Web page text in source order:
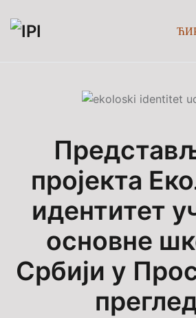
Skip to main content
пројекта
идентитет
основне
Србији у